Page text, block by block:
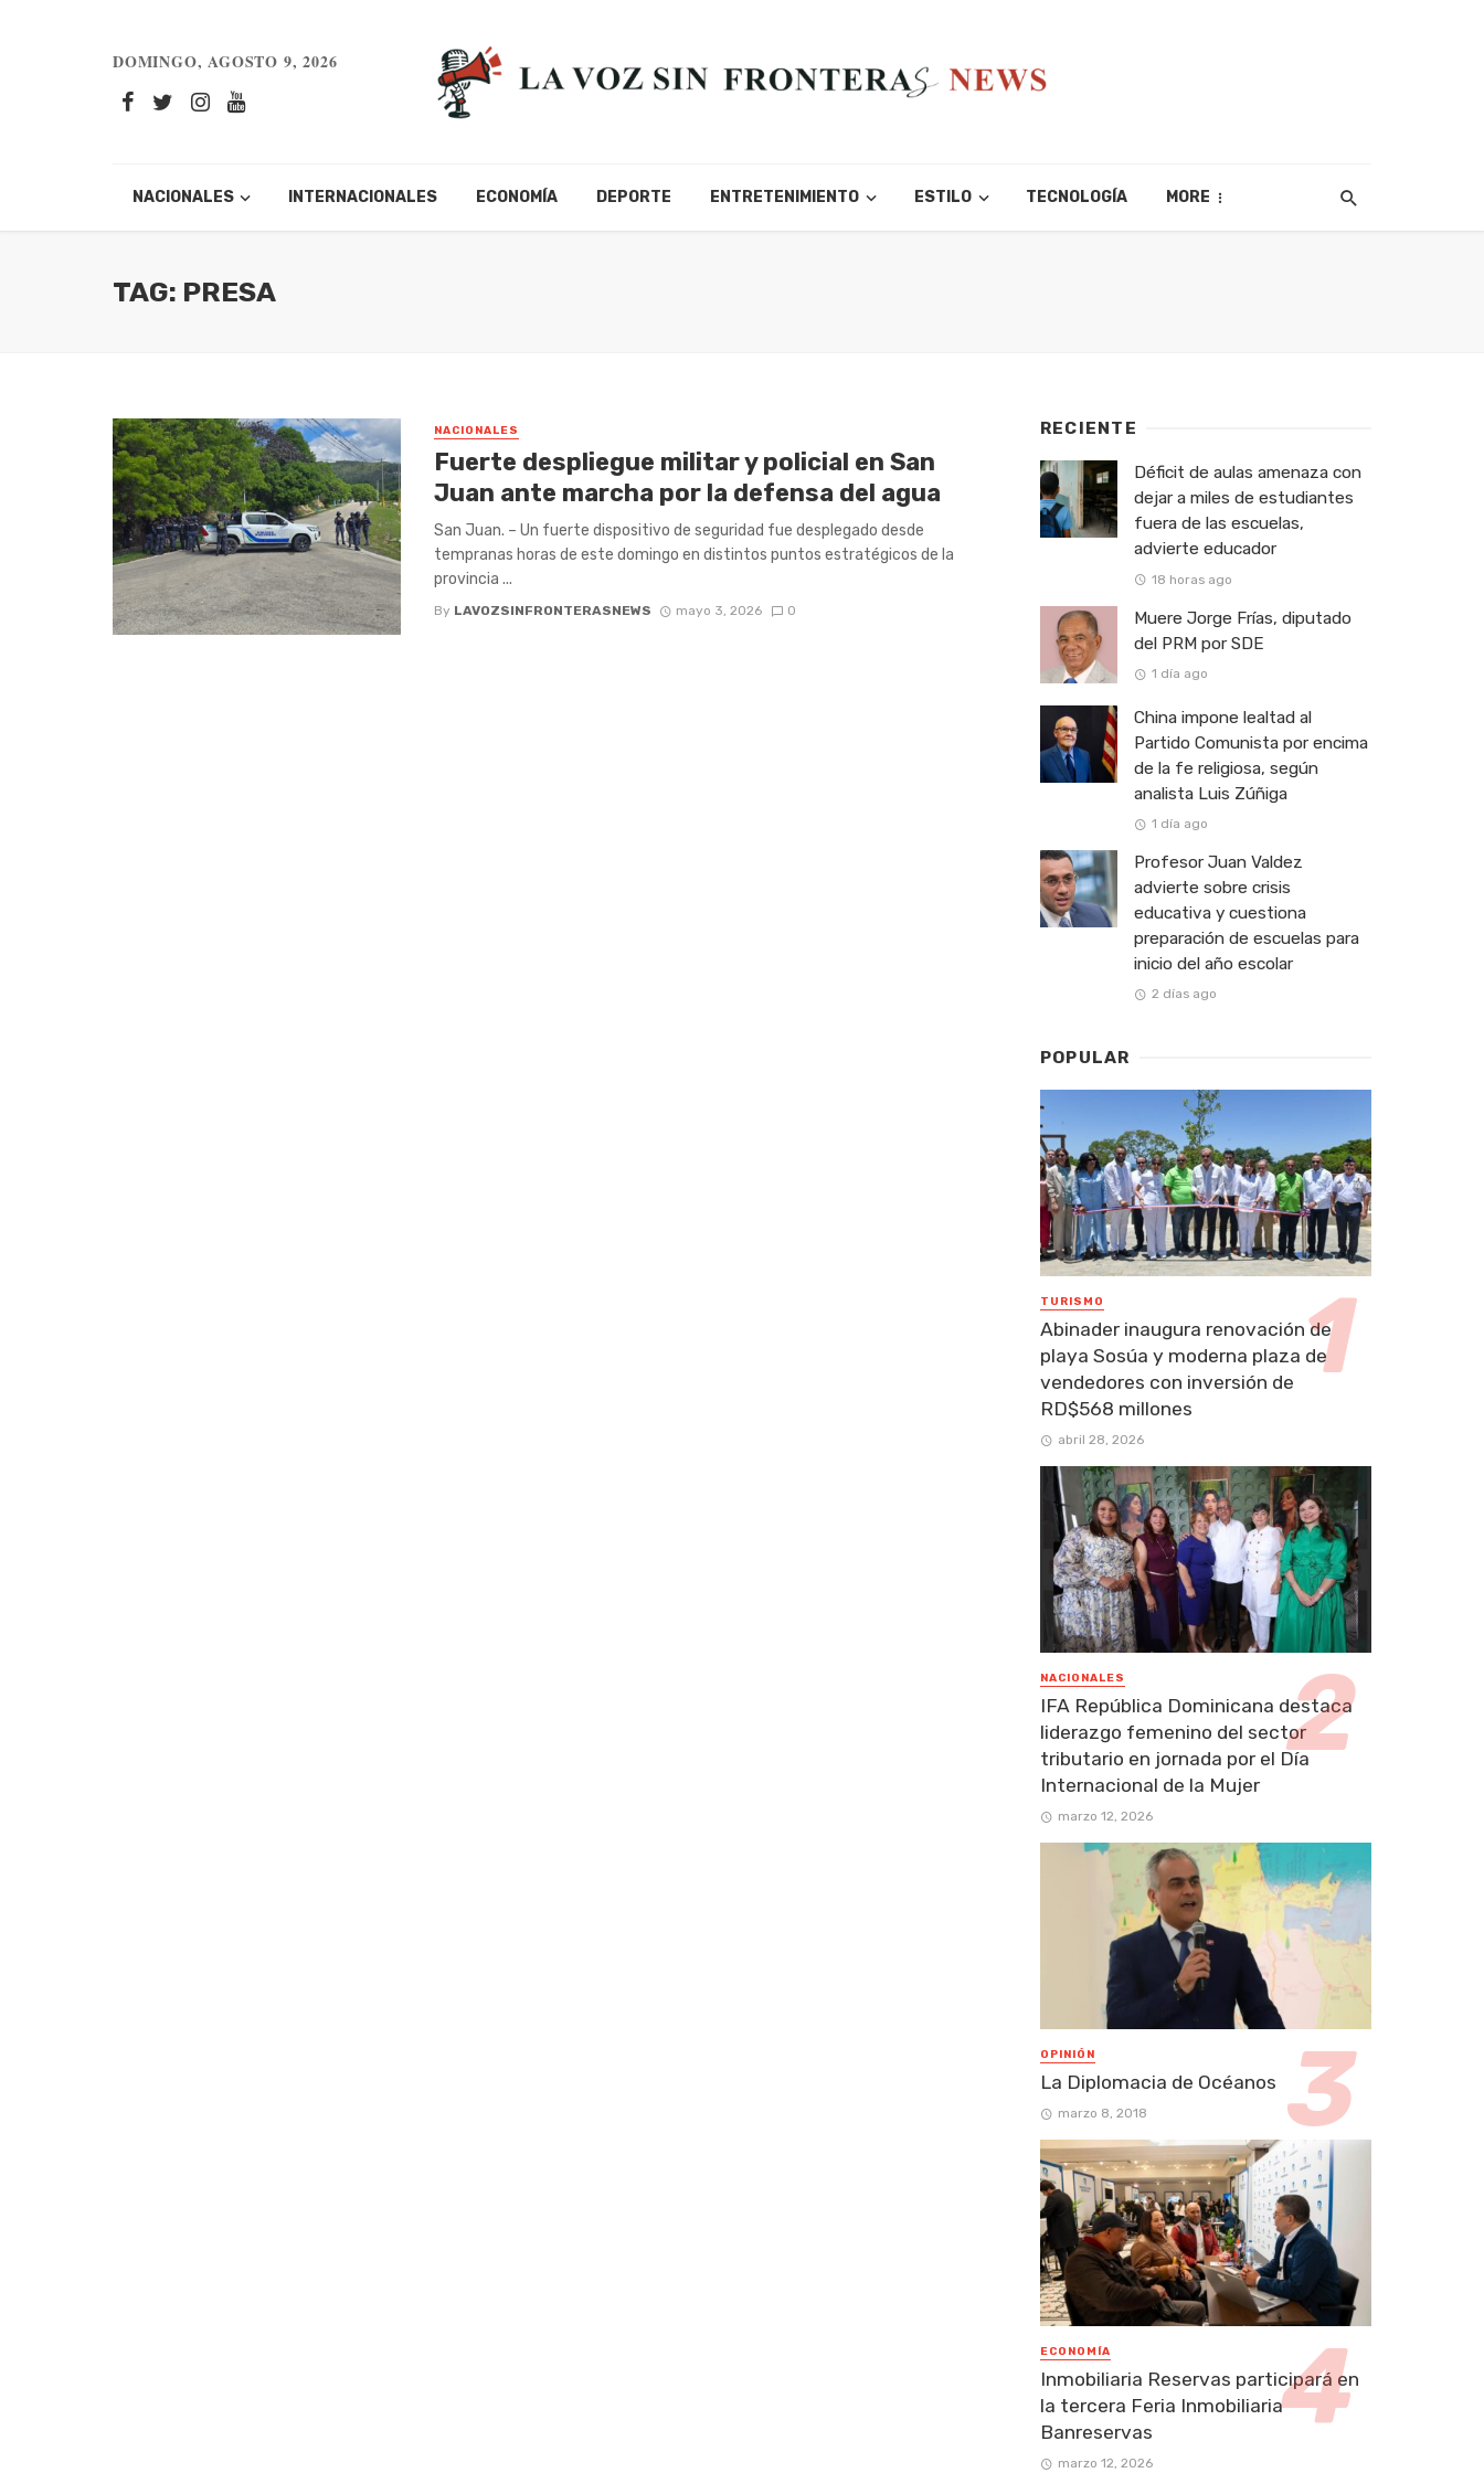
DOMINGO, AGOSTO 9, 2026
NACIONALES INTERNACIONALES ECONOMÍA DEPORTE ENTRETENIMIENTO ESTILO TECNOLOGÍA MORE
TAG: PRESA
NACIONALES
Fuerte despliegue militar y policial en San
Juan ante marcha por la defensa del agua
San Juan. – Un fuerte dispositivo de seguridad fue desplegado desde
tempranas horas de este domingo en distintos puntos estratégicos de la
provincia ...
By LAVOZSINFRONTERASNEWS mayo 3, 2026 0
RECIENTE
Déficit de aulas amenaza con
dejar a miles de estudiantes
fuera de las escuelas,
advierte educador
18 horas ago
Muere Jorge Frías, diputado
del PRM por SDE
1 día ago
China impone lealtad al
Partido Comunista por encima
de la fe religiosa, según
analista Luis Zúñiga
1 día ago
Profesor Juan Valdez
advierte sobre crisis
educativa y cuestiona
preparación de escuelas para
inicio del año escolar
2 días ago
POPULAR
TURISMO
Abinader inaugura renovación de
playa Sosúa y moderna plaza de
vendedores con inversión de
RD$568 millones
abril 28, 2026
NACIONALES
IFA República Dominicana destaca
liderazgo femenino del sector
tributario en jornada por el Día
Internacional de la Mujer
marzo 12, 2026
OPINIÓN
La Diplomacia de Océanos
marzo 8, 2018
ECONOMÍA
Inmobiliaria Reservas participará en
la tercera Feria Inmobiliaria
Banreservas
marzo 12, 2026